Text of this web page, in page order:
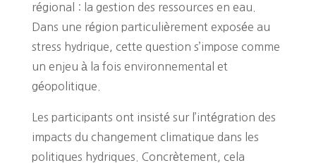
régional : la gestion des ressources en eau.
Dans une région particulièrement exposée au
stress hydrique, cette question s’impose comme
un enjeu à la fois environnemental et
géopolitique.
Les participants ont insisté sur l’intégration des
impacts du changement climatique dans les
politiques hydriques. Concrètement, cela